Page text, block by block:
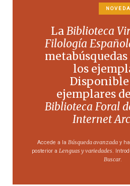
LaBiblioteca
Filología
los
ejemplares
Biblioteca Foral
Internet
Accede a la Búsqueda avanzada y
posterior a Lenguas y variedades .
Buscar.